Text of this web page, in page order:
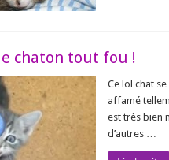
chaton tout fou !
Ce lol chat
affamé
est très bien
d’autres …